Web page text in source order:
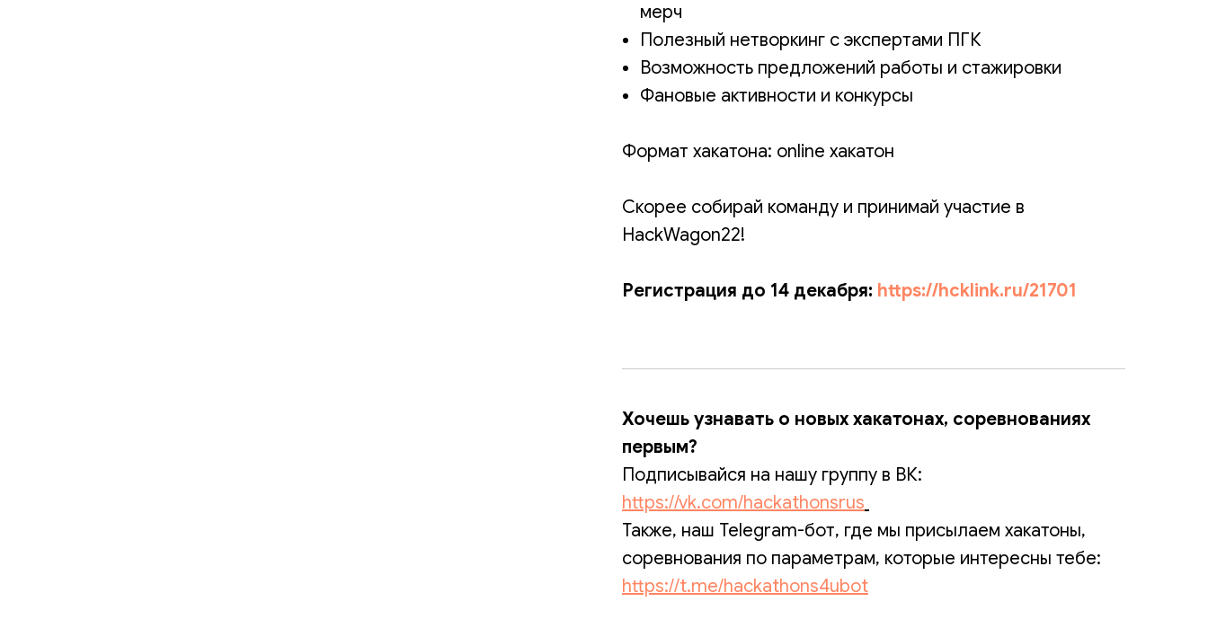
мерч
Полезный нетворкинг с экспертами ПГК
Возможность предложений работы и стажировки
Фановые активности и конкурсы
Формат хакатона: online хакатон
Скорее собирай команду и принимай участие в
HackWagon22!
Регистрация до 14 декабря: https://hcklink.ru/21701
Хочешь узнавать о новых хакатонах, соревнованиях
первым?
Подписывайся на нашу группу в ВК:
https://vk.com/hackathonsrus
Также, наш Telegram-бот, где мы присылаем хакатоны,
соревнования по параметрам, которые интересны тебе:
https://t.me/hackathons4ubot